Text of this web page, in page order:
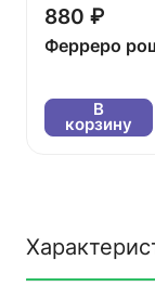
880 ₽
Ферреро
В
корзину